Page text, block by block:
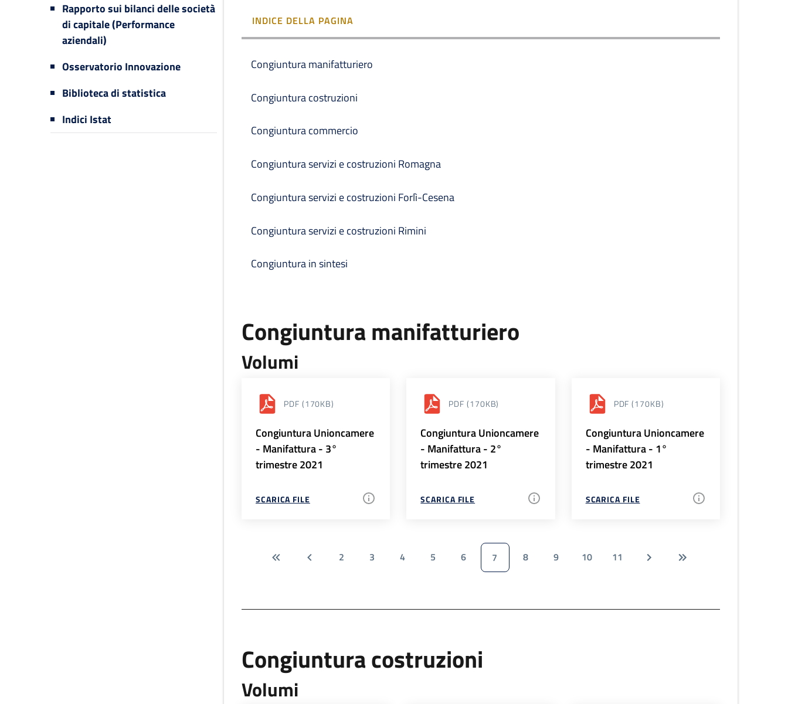
Rapporto sui bilanci delle società
di capitale (Performance
aziendali)
Osservatorio Innovazione
Biblioteca di statistica
Indici Istat
INDICE DELLA PAGINA
Congiuntura manifatturiero
Congiuntura costruzioni
Congiuntura commercio
Congiuntura servizi e costruzioni Romagna
Congiuntura servizi e costruzioni Forlì-Cesena
Congiuntura servizi e costruzioni Rimini
Congiuntura in sintesi
Congiuntura manifatturiero
Volumi
PDF (170KB)
Congiuntura Unioncamere
- Manifattura - 3°
trimestre 2021
SCARICA FILE
PDF (170KB)
Congiuntura Unioncamere
- Manifattura - 2°
trimestre 2021
SCARICA FILE
PDF (170KB)
Congiuntura Unioncamere
- Manifattura - 1°
trimestre 2021
SCARICA FILE
2 3 4 5 6 7 8 9 10 11
Congiuntura costruzioni
Volumi